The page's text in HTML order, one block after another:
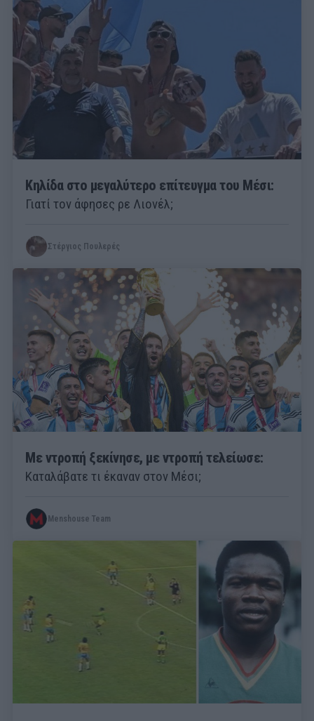
Κηλίδα στο μεγαλύτερο επίτευγμα του Μέσι:
Γιατί τον άφησες ρε Λιονέλ;
Στέργιος Πουλερές
Με ντροπή ξεκίνησε, με ντροπή τελείωσε:
Καταλάβατε τι έκαναν στον Μέσι;
Menshouse Team